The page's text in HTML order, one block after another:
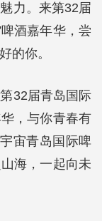
力。来第32届
酒嘉年华，尝
的你。
32届青岛国际
，与你青春有
宙青岛国际啤
海，一起向未